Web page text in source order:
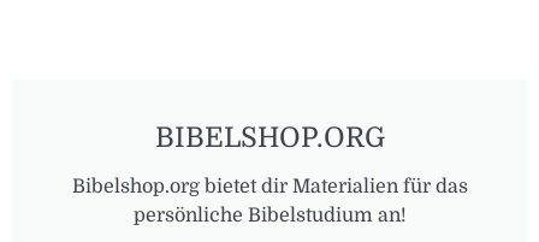
BIBELSHOP.ORG
Bibelshop.org bietet dir Materialien für das
persönliche Bibelstudium an!